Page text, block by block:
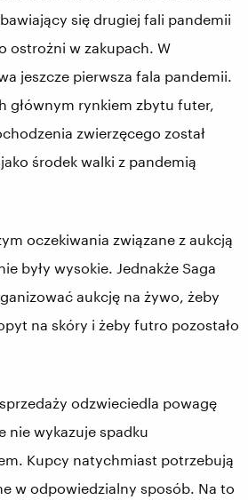
się drugiej fali pandemii
ostrożni w zakupach. W
jeszcze pierwsza fala pandemii.
głównym rynkiem zbytu futer,
zwierzęcego został
środek walki z pandemią
oczekiwania związane z aukcją
były wysokie. Jednakże Saga
aukcję na żywo, żeby
na skóry i żeby futro pozostało
odzwieciedla powagę
nie wykazuje spadku
Kupcy natychmiast potrzebują
w odpowiedzialny sposób. Na to